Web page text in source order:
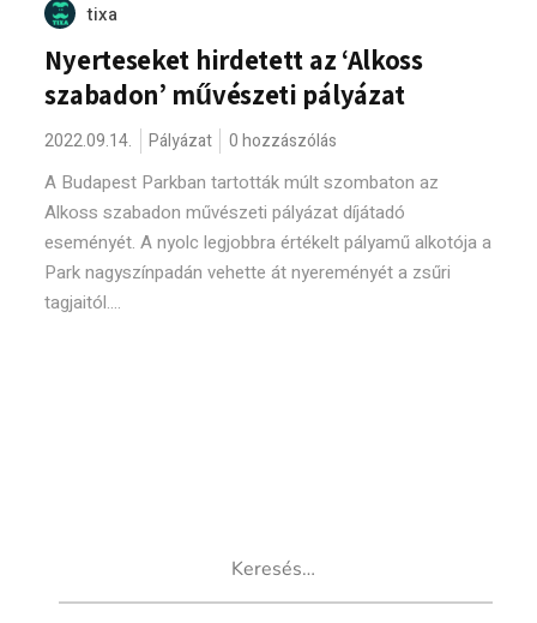
tixa
Nyerteseket hirdetett az ‘Alkoss
szabadon’ művészeti pályázat
2022.09.14. Pályázat 0 hozzászólás
A Budapest Parkban tartották múlt szombaton az
Alkoss szabadon művészeti pályázat díjátadó
eseményét. A nyolc legjobbra értékelt pályamű alkotója a
Park nagyszínpadán vehette át nyereményét a zsűri
tagjaitól....